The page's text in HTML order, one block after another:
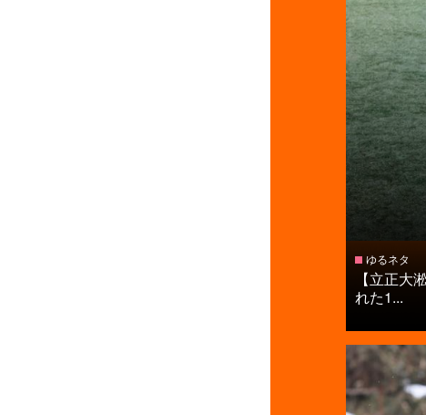
ゆるネタ
【立正大
れた1...